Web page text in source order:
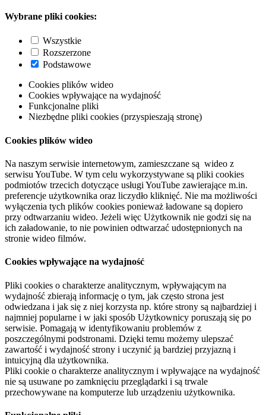
Wybrane pliki cookies:
Wszystkie
Rozszerzone
Podstawowe
Cookies plików wideo
Cookies wpływające na wydajność
Funkcjonalne pliki
Niezbędne pliki cookies (przyspieszają stronę)
Cookies plików wideo
Na naszym serwisie internetowym, zamieszczane są wideo z
serwisu YouTube. W tym celu wykorzystywane są pliki cookies
podmiotów trzecich dotyczące usługi YouTube zawierające m.in.
preferencje użytkownika oraz liczydło kliknięć. Nie ma możliwości
wyłączenia tych plików cookies ponieważ ładowane są dopiero
przy odtwarzaniu wideo. Jeżeli więc Użytkownik nie godzi się na
ich załadowanie, to nie powinien odtwarzać udostępnionych na
stronie wideo filmów.
Cookies wpływające na wydajność
Pliki cookies o charakterze analitycznym, wpływającym na
wydajność zbierają informację o tym, jak często strona jest
odwiedzana i jak się z niej korzysta np. które strony są najbardziej i
najmniej popularne i w jaki sposób Użytkownicy poruszają się po
serwisie. Pomagają w identyfikowaniu problemów z
poszczególnymi podstronami. Dzięki temu możemy ulepszać
zawartość i wydajność strony i uczynić ją bardziej przyjazną i
intuicyjną dla użytkownika.
Pliki cookie o charakterze analitycznym i wpływające na wydajność
nie są usuwane po zamknięciu przeglądarki i są trwale
przechowywane na komputerze lub urządzeniu użytkownika.